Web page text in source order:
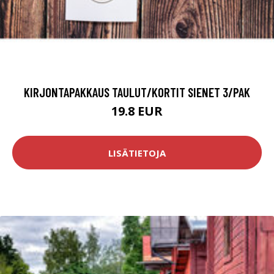
KIRJONTAPAKKAUS TAULUT/KORTIT SIENET 3/PAK
19.8 EUR
LISÄTIETOJA